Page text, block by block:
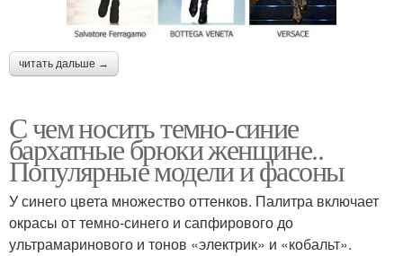
читать дальше →
С чем носить темно-синие
бархатные брюки женщине..
Популярные модели и фасоны
У синего цвета множество оттенков. Палитра включает
окрасы от темно-синего и сапфирового до
ультрамаринового и тонов «электрик» и «кобальт».